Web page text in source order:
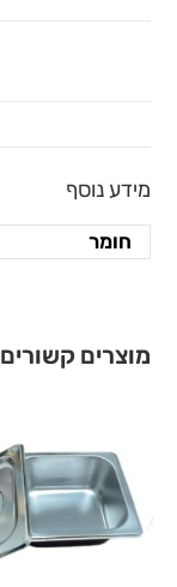
מידע נוסף
חומר
מוצרים קשורים